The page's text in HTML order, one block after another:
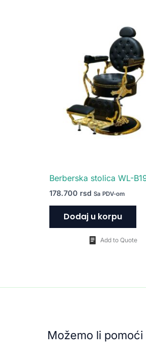
Berberska stolica WL-
178.700 rsd Sa PDV-om
Dodaj u korpu
Add to Quote
Možemo li pomoći